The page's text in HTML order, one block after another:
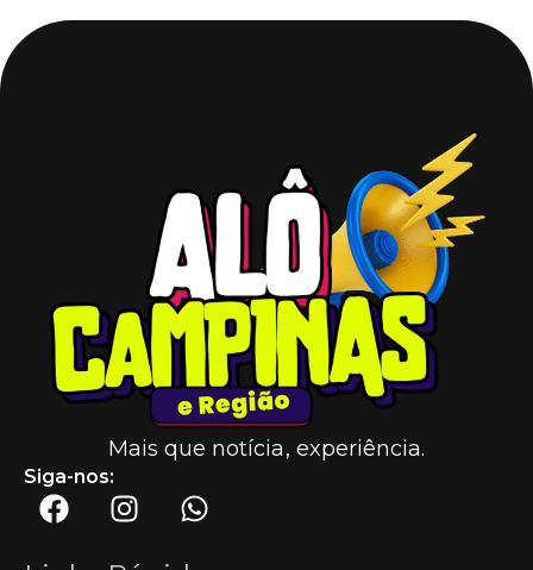
Mais que notícia, experiência.
Siga-nos: